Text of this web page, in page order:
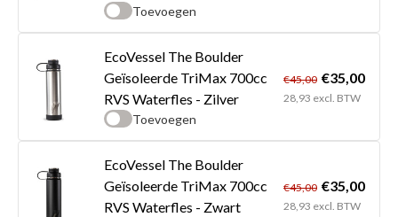
Toevoegen
EcoVessel The Boulder
Geïsoleerde TriMax 700cc
RVS Waterfles - Zilver
Toevoegen
€45,00 €35,00
28,93 excl. BTW
EcoVessel The Boulder
Geïsoleerde TriMax 700cc
RVS Waterfles - Zwart
€45,00 €35,00
28,93 excl. BTW